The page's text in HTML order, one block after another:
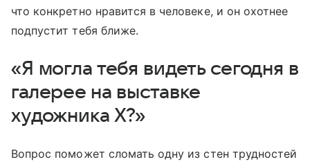
что конкретно нравится в человеке, и он охотнее
подпустит тебя ближе.
«Я могла тебя видеть сегодня в
галерее на выставке
художника Х?»
Вопрос поможет сломать одну из стен трудностей